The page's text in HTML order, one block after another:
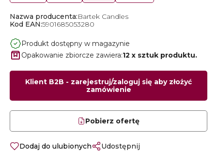
Nazwa producenta:Bartek Candles
Kod EAN:5901685053280
Produkt dostępny w magazynie
Opakowanie zbiorcze zawiera:12 x sztuk produktu.
Klient B2B - zarejestruj/zaloguj się aby złożyć
zamówienie
Pobierz ofertę
Dodaj do ulubionych
Udostępnij